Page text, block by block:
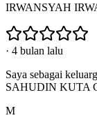
IRWANSYAH
· 4 bulan lalu
Saya sebagai
SAHUDIN KUTA
M